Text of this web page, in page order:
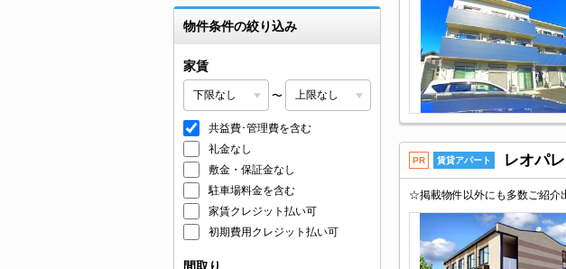
物件条件の絞り込み
家賃
〜
共益費･管理費を含む
礼金なし
敷金・保証金なし
駐車場料金を含む
家賃クレジット払い可
初期費用クレジット払い可
PR 賃貸アパート レオパ
☆掲載物件以外にも多数ご紹介